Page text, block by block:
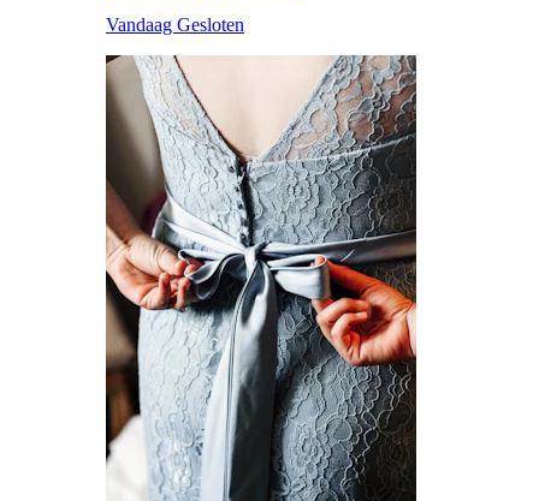
Vandaag Gesloten